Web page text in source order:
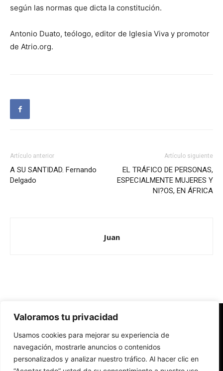
Valoramos tu privacidad
Usamos cookies para mejorar su experiencia de
navegación, mostrarle anuncios o contenidos
personalizados y analizar nuestro tráfico. Al hacer clic en
según las normas que dicta la constitución.
Antonio Duato, teólogo, editor de Iglesia Viva y promotor
de Atrio.org.
Artículo anterior
A SU SANTIDAD. Fernando
Delgado
Artículo siguiente
EL TRÁFICO DE PERSONAS,
ESPECIALMENTE MUJERES Y
NI?OS, EN ÁFRICA
Juan
Redes Cristianas
Una mirada alternativa sobre la Iglesia católica y la sociedad
- Colectivos de Redes Cristianas